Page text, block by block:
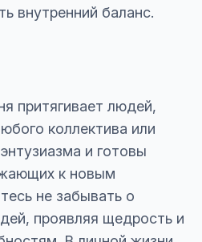
внутренний баланс.
притягивает людей,
коллектива или
и готовы
к новым
не забывать о
проявляя щедрость и